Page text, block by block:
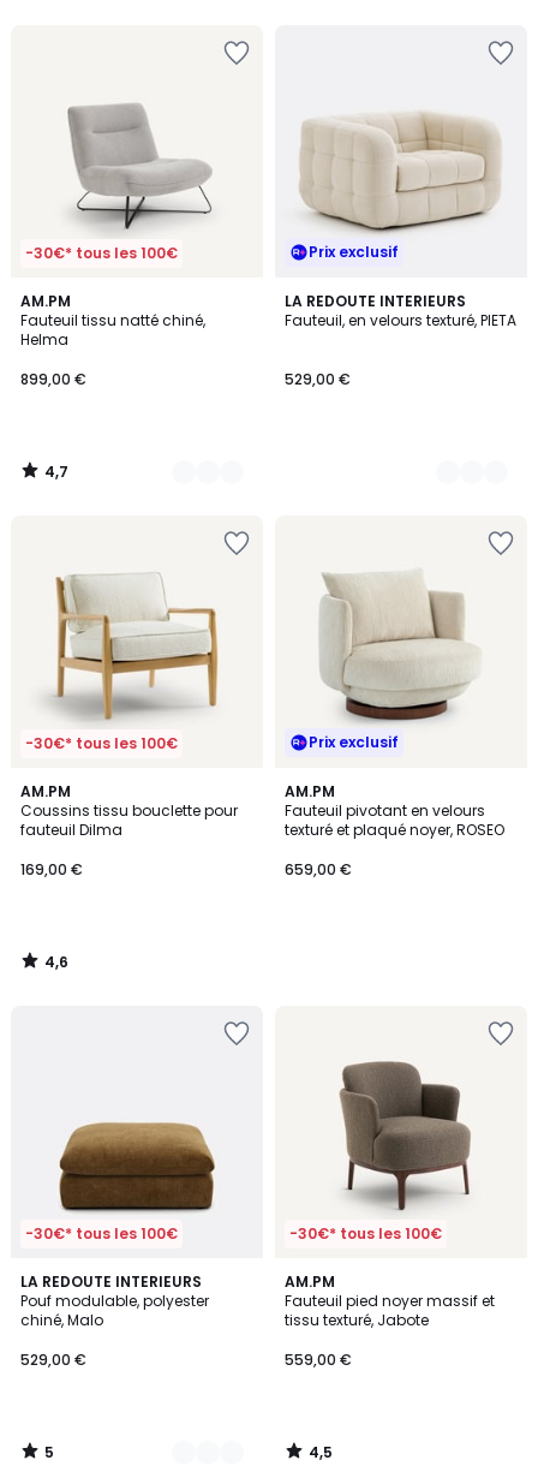
-30€* tous les 100€
AM.PM
Fauteuil tissu natté chiné,
Helma
899,00 €
4,7
/ 5
3
Couleurs
4,7
/
Prix exclusif
LA REDOUTE INTERIEURS
Fauteuil, en velours texturé, PIETA
529,00 €
2
Couleurs
-30€* tous les 100€
AM.PM
Coussins tissu bouclette pour
fauteuil Dilma
169,00 €
4,6
/ 5
4,6
/
Prix exclusif
AM.PM
Fauteuil pivotant en velours
texturé et plaqué noyer, ROSEO
659,00 €
-30€* tous les 100€
LA REDOUTE INTERIEURS
Pouf modulable, polyester
chiné, Malo
529,00 €
5
/
5
9
Couleurs
5
/
-30€* tous les 100€
AM.PM
Fauteuil pied noyer massif et
tissu texturé, Jabote
559,00 €
4,5
/ 5
4,5
/